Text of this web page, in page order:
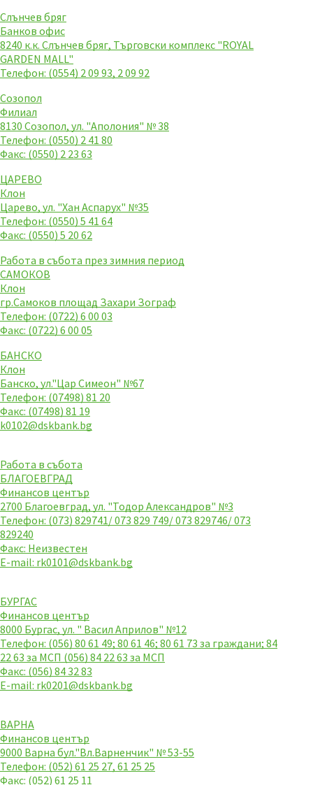
Слънчев бряг
Банков офис
8240 к.к. Слънчев бряг, Търговски комплекс "ROYAL
GARDEN MALL"
Телефон: (0554) 2 09 93, 2 09 92
Созопол
Филиал
8130 Созопол, ул. "Аполония" № 38
Телефон: (0550) 2 41 80
Факс: (0550) 2 23 63
ЦАРЕВО
Клон
Царево, ул. "Хан Аспарух" №35
Телефон: (0550) 5 41 64
Факс: (0550) 5 20 62
Работа в събота през зимния период
САМОКОВ
Клон
гр.Самоков площад Захари Зограф
Телефон: (0722) 6 00 03
Факс: (0722) 6 00 05
БАНСКО
Клон
Банско, ул."Цар Симеон" №67
Телефон: (07498) 81 20
Факс: (07498) 81 19
k0102@dskbank.bg
Работа в събота
БЛАГОЕВГРАД
Финансов център
2700 Благоевград, ул. "Тодор Александров" №3
Телефон: (073) 829741/ 073 829 749/ 073 829746/ 073
829240
Факс: Неизвестен
E-mail: rk0101@dskbank.bg
БУРГАС
Финансов център
8000 Бургас, ул. " Васил Априлов" №12
Телефон: (056) 80 61 49; 80 61 46; 80 61 73 за граждани; 84
22 63 за МСП (056) 84 22 63 за МСП
Факс: (056) 84 32 83
E-mail: rk0201@dskbank.bg
ВАРНА
Финансов център
9000 Варна бул."Вл.Варненчик" № 53-55
Телефон: (052) 61 25 27, 61 25 25
Факс: (052) 61 25 11